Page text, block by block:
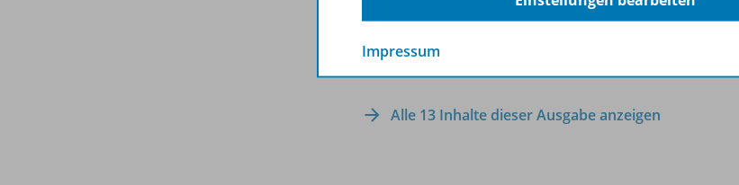
Alle 13 Inhalte dieser Ausgabe anzeigen
Impressum